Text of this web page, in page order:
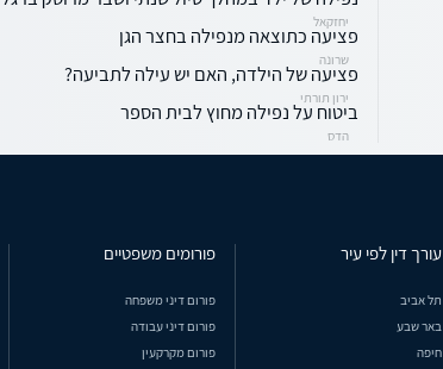
יחזקאל
פציעה כתוצאה מנפילה בחצר הגן
שרונה
פציעה של הילדה, האם יש עילה לתביעה?
ירון תורתי
ביטוח על נפילה מחוץ לבית הספר
הדס
עורך דין לפי עיר
תל אביב
באר שבע
חיפה
פורומים משפטיים
פורום דיני משפחה
פורום דיני עבודה
פורום מקרקעין